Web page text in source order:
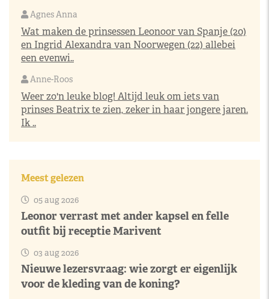
Agnes Anna
Wat maken de prinsessen Leonoor van Spanje (20)
en Ingrid Alexandra van Noorwegen (22) allebei
een evenwi..
Anne-Roos
Weer zo'n leuke blog! Altijd leuk om iets van
prinses Beatrix te zien, zeker in haar jongere jaren.
Ik ..
Meest gelezen
05 aug 2026
Leonor verrast met ander kapsel en felle
outfit bij receptie Marivent
03 aug 2026
Nieuwe lezersvraag: wie zorgt er eigenlijk
voor de kleding van de koning?